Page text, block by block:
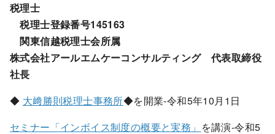
税理士
税理士登録番号145163
関東信越税理士会所属
株式会社アールエムケーコンサルティング 代表取締役
社長
◆ 大﨑勝則税理士事務所◆を開業-令和5年10月1日
セミナー「インボイス制度の概要と実務」 を講演-令和5